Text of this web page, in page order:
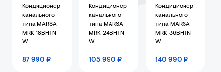
Кондиционер
канального
типа MARSA
MRK-18BHTN-
W
87 990 ₽
Кондиционер
канального
типа MARSA
MRK-24BHTN-
W
105 990 ₽
Кондиционер
канального
типа MARSA
MRK-36BHTN-
W
140 990 ₽